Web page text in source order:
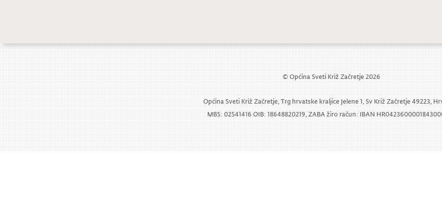
© Općina Sveti Križ Začretje 2026
Općina Sveti Križ Začretje, Trg hrvatske kraljice Jelene 1, Sv Križ Začretje 49223,
MBS: 02541416 OIB: 18648820219, ZABA žiro račun: IBAN